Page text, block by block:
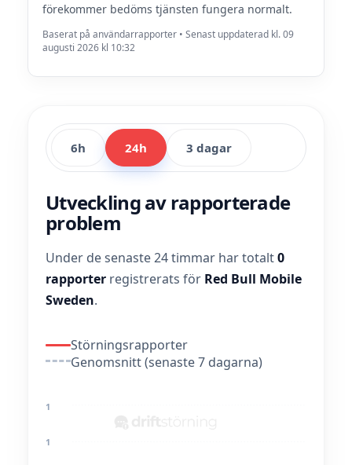
förekommer bedöms tjänsten fungera normalt.
Baserat på användarrapporter • Senast uppdaterad kl. 09
augusti 2026 kl 10:32
6h 24h 3 dagar
Utveckling av rapporterade
problem
Under de senaste 24 timmar har totalt0
rapporter registrerats för Red Bull Mobile
Sweden.
Störningsrapporter
Genomsnitt (senaste 7 dagarna)
1
1